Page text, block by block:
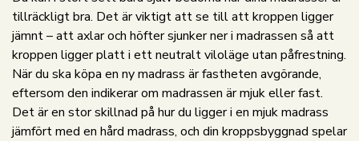
tillräckligt bra. Det är viktigt att se till att kroppen ligger
jämnt – att axlar och höfter sjunker ner i madrassen så att
kroppen ligger platt i ett neutralt viloläge utan påfrestning.
När du ska köpa en ny madrass är fastheten avgörande,
eftersom den indikerar om madrassen är mjuk eller fast.
Det är en stor skillnad på hur du ligger i en mjuk madrass
jämfört med en hård madrass, och din kroppsbyggnad spelar